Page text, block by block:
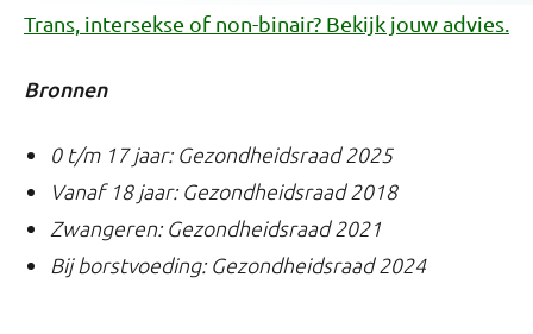
Trans, intersekse of non-binair? Bekijk jouw advies.
Bronnen
0 t/m 17 jaar: Gezondheidsraad 2025
Vanaf 18 jaar: Gezondheidsraad 2018
Zwangeren: Gezondheidsraad 2021
Bij borstvoeding: Gezondheidsraad 2024